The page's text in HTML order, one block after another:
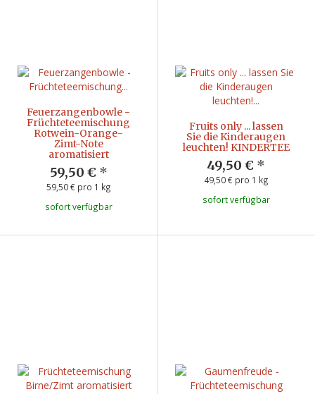
Feuerzangenbowle -
Früchteteemischung
Rotwein-Orange-
Zimt-Note
aromatisiert
59,50 € *
59,50 € pro 1 kg
sofort verfügbar
Fruits only ... lassen
Sie die Kinderaugen
leuchten! KINDERTEE
49,50 € *
49,50 € pro 1 kg
sofort verfügbar